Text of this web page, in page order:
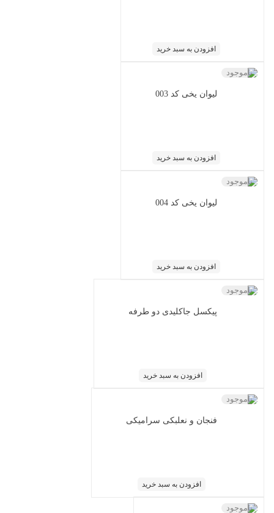
افزودن به سبد خرید
لیوان یخی کد 003
ناموجود
افزودن به سبد خرید
لیوان یخی کد 004
ناموجود
افزودن به سبد خرید
پیکسل جاکلیدی دو طرفه
ناموجود
افزودن به سبد خرید
فنجان و نعلبکی سرامیکی
ناموجود
افزودن به سبد خرید
ناموجود